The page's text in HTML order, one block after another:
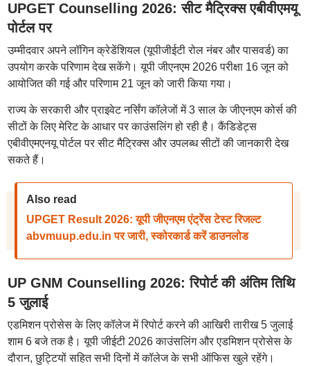
UPGET Counselling 2026: सीट मैट्रिक्स एबीवीएमयू
पोर्टल पर
उम्मीदवार अपने लॉगिन क्रेडेंशियल (यूपीजीईटी रोल नंबर और पासवर्ड) का
उपयोग करके परिणाम देख सकेंगे। यूपी जीएनएम 2026 परीक्षा 16 जून को
आयोजित की गई और परिणाम 21 जून को जारी किया गया।
राज्य के सरकारी और प्राइवेट नर्सिंग कॉलेजों में 3 साल के जीएनएम कोर्स की
सीटों के लिए मेरिट के आधार पर काउंसलिंग हो रही है। कैंडिडेट्स
एबीवीएमएनयू पोर्टल पर सीट मैट्रिक्स और उपलब्ध सीटों की जानकारी देख
सकते हैं।
Also read
UPGET Result 2026: यूपी जीएनएम एंट्रेंस टेस्ट रिजल्ट
abvmuup.edu.in पर जारी, स्कोरकार्ड करें डाउनलोड
UP GNM Counselling 2026: रिपोर्ट की अंतिम तिथि
5 जुलाई
एडमिशन प्रोसेस के लिए कॉलेज में रिपोर्ट करने की आखिरी तारीख 5 जुलाई
शाम 6 बजे तक है। यूपी जीईटी 2026 काउंसलिंग और एडमिशन प्रोसेस के
दौरान, छुट्टियों सहित सभी दिनों में कॉलेज के सभी ऑफिस खुले रहेंगे।